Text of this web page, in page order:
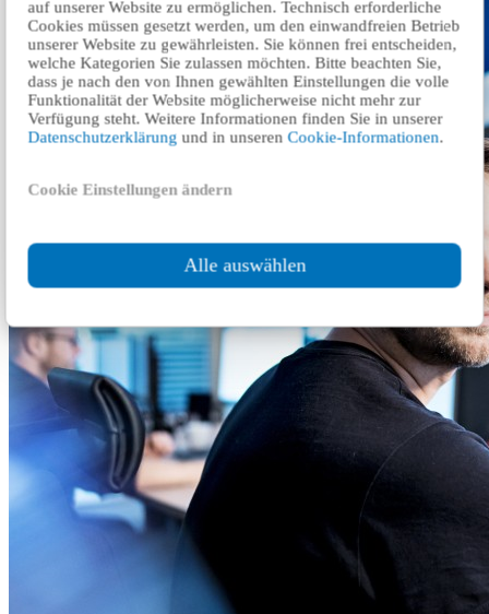
auf unserer Website zu ermöglichen. Technisch erforderliche
Cookies müssen gesetzt werden, um den einwandfreien Betrieb
unserer Website zu gewährleisten. Sie können frei entscheiden,
welche Kategorien Sie zulassen möchten. Bitte beachten Sie,
dass je nach den von Ihnen gewählten Einstellungen die volle
Funktionalität der Website möglicherweise nicht mehr zur
Verfügung steht. Weitere Informationen finden Sie in unserer
Datenschutzerklärung und in unserenCookie-Informationen.
Cookie Einstellungen ändern
Alle auswählen